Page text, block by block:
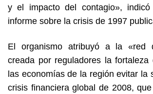
y el impacto del contagio»,
informe sobre la crisis de 1997
El organismo atribuyó a la «red
creada por reguladores la fortaleza
las economías de la región evitar la
crisis financiera global de 2008,